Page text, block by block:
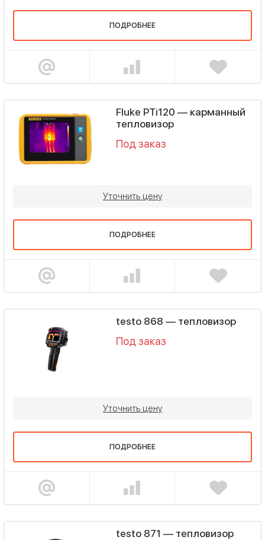
ПОДРОБНЕЕ
Fluke PTi120 — карманный
тепловизор
Под заказ
Уточнить цену
ПОДРОБНЕЕ
testo 868 — тепловизор
Под заказ
Уточнить цену
ПОДРОБНЕЕ
testo 871 — тепловизор